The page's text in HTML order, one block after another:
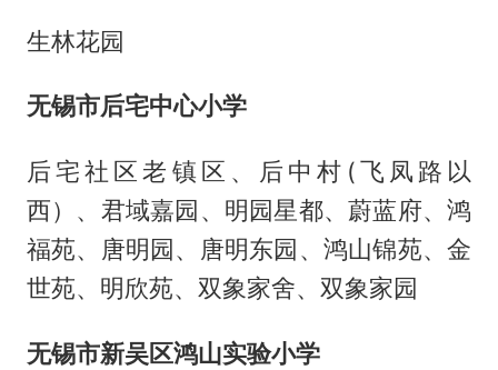
生林花园
无锡市后宅中心小学
后宅社区老镇区、后中村(飞凤路以
西）、君域嘉园、明园星都、蔚蓝府、鸿
福苑、唐明园、唐明东园、鸿山锦苑、金
世苑、明欣苑、双象家舍、双象家园
无锡市新吴区鸿山实验小学